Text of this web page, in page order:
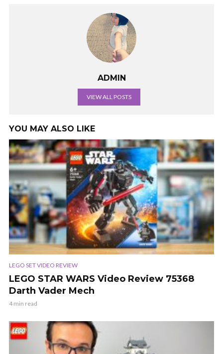
ADMIN
VIEW ALL POSTS
YOU MAY ALSO LIKE
LEGO SET VIDEO REVIEW
LEGO STAR WARS Video Review 75368
Darth Vader Mech
4 min read